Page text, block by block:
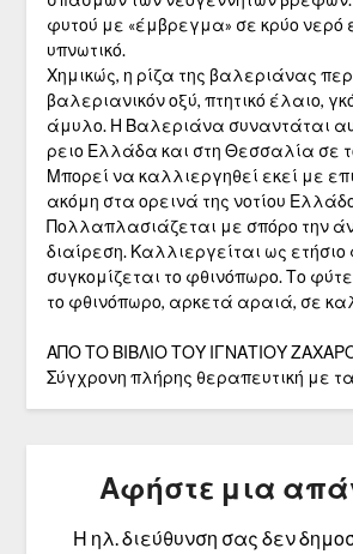
φυτού με «έμβρεγμα» σε κρύο νερό
υπνωτικό.
Χημικώς, η ρίζα της βαλεριάνας
βαλεριανικόν οξύ, πτητικό έλαιο,
άμυλο. Η Βαλεριάνα συναντάται
ρειο Ελλάδα και στη Θεσσαλία σε
Μπορεί να καλλιεργηθεί εκεί με
ακόμη στα ορεινά της νοτίου
Πολλαπλασιά­ζεται με σπόρο την
διαίρεση. Καλλιεργείται ως ετήσιο
συγκομίζεται το φθινόπωρο. Το
το φθινόπωρο, αρκετά αραιά, σε
ΑΠΟ ΤΟ ΒΙΒΛΙΟ ΤΟΥ ΙΓΝΑΤΙΟΥ
Σύγχρονη πλήρης θεραπευτική με
Αφήστε μια
Η ηλ. διεύθυνση σας δεν